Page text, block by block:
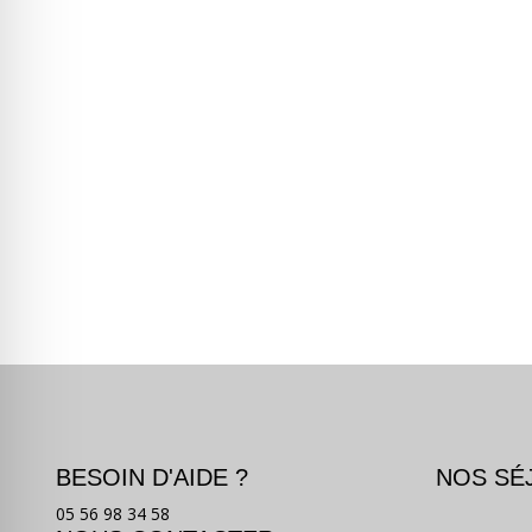
BESOIN D'AIDE ?
05 56 98 34 58
NOS